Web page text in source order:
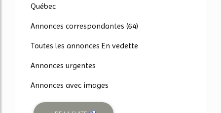
Québec
Annonces correspondantes (64)
Toutes les annonces En vedette
Annonces urgentes
Annonces avec images